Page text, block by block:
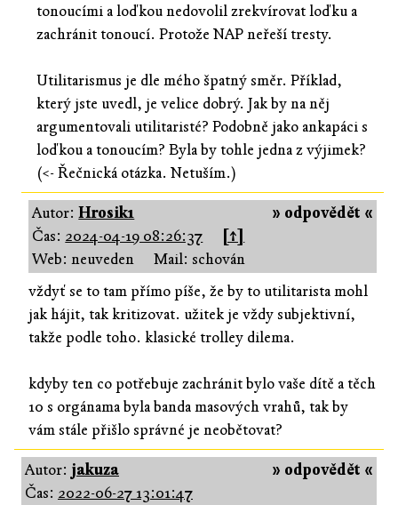
tonoucími a loďkou nedovolil zrekvírovat loďku a
zachránit tonoucí. Protože NAP neřeší tresty.
Utilitarismus je dle mého špatný směr. Příklad,
který jste uvedl, je velice dobrý. Jak by na něj
argumentovali utilitaristé? Podobně jako ankapáci s
loďkou a tonoucím? Byla by tohle jedna z výjimek?
(<- Řečnická otázka. Netuším.)
» odpovědět «
Autor:Hrosik1
Čas: 2024-04-19 08:26:37
[↑]
Web: neuveden
Mail: schován
vždyť se to tam přímo píše, že by to utilitarista mohl
jak hájit, tak kritizovat. užitek je vždy subjektivní,
takže podle toho. klasické trolley dilema.
kdyby ten co potřebuje zachránit bylo vaše dítě a těch
10 s orgánama byla banda masových vrahů, tak by
vám stále přišlo správné je neobětovat?
» odpovědět «
Autor: jakuza
Čas: 2022-06-27 13:01:47